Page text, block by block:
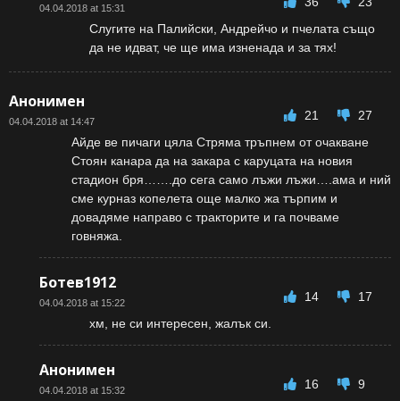
04.04.2018 at 15:31
Слугите на Палийски, Андрейчо и пчелата също
да не идват, че ще има изненада и за тях!
Анонимен
04.04.2018 at 14:47 21
27
Айде ве пичаги цяла Стряма тръпнем от очакване
Стоян канара да на закара с каруцата на новия
стадион бря…….до сега само лъжи лъжи….ама и ний
сме курназ копелета още малко жа търпим и
довадяме направо с тракторите и га почваме
говняжа.
Ботев1912
04.04.2018 at 15:22 14
17
хм, не си интересен, жалък си.
Анонимен
04.04.2018 at 15:32 16
9